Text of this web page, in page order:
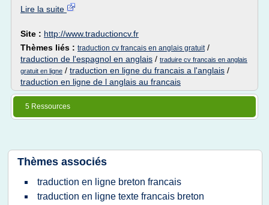
Lire la suite
Site : http://www.traductioncv.fr
Thèmes liés : traduction cv francais en anglais gratuit/
traduction de l'espagnol en anglais / traduire cv francais en anglais
gratuit en ligne / traduction en ligne du francais a l'anglais /
traduction en ligne de l anglais au francais
5 Ressources
Thèmes associés
traduction en ligne breton francais
traduction en ligne texte francais breton